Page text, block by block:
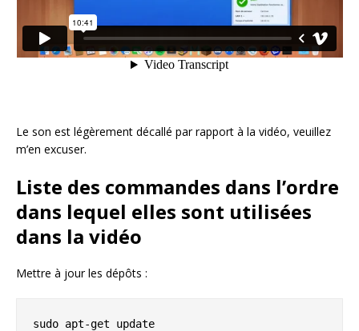
Le son est légèrement décallé par rapport à la vidéo, veuillez
m’en excuser.
Liste des commandes dans l’ordre
dans lequel elles sont utilisées
dans la vidéo
Mettre à jour les dépôts :
sudo apt-get update